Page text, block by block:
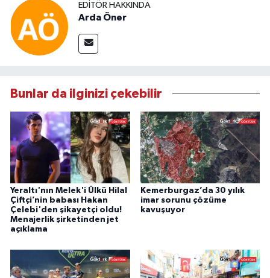
EDITÖR HAKKINDA
Arda Öner
Bunlar da ilginizi çekebilir
Yeraltı'nın Melek'i Ülkü Hilal
Çiftçi’nin babası Hakan
Çelebi'den şikayetçi oldu!
Menajerlik şirketinden jet
açıklama
Kemerburgaz’da 30 yılık
imar sorunu çözüme
kavuşuyor